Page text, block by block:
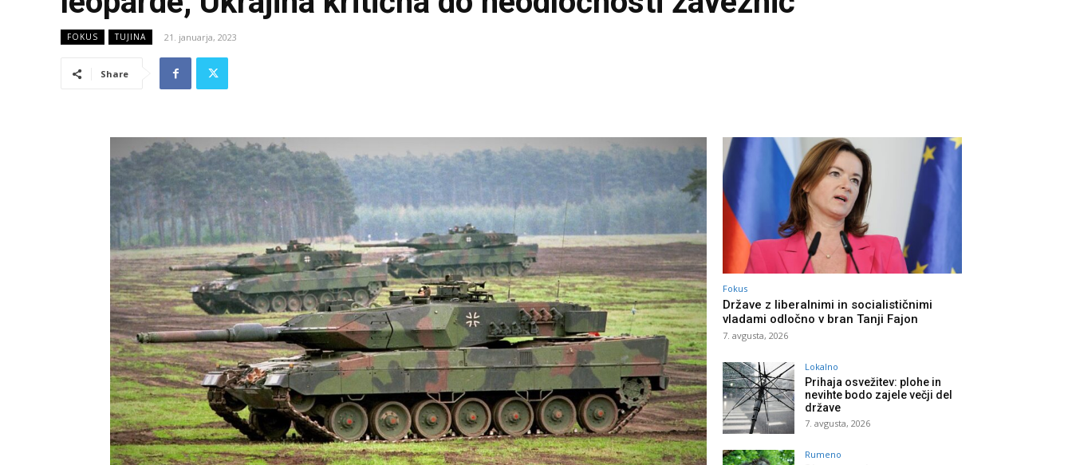
FOKUS TUJINA 21. januarja, 2023
Share
Fokus
Države z liberalnimi in socialističnimi
vladami odločno v bran Tanji Fajon
7. avgusta, 2026
Lokalno
Prihaja osvežitev: plohe in
nevihte bodo zajele večji del
države
7. avgusta, 2026
Rumeno